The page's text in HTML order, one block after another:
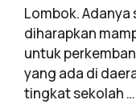
Lombok.
diharapkan
untuk
yang ada di
tingkat sekolah …